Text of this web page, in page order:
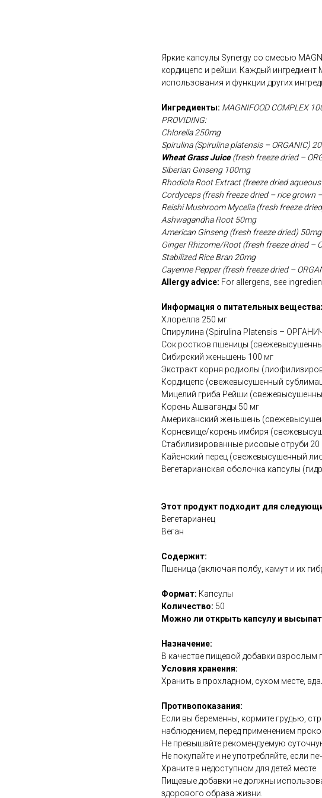
Яркие капсулы Synergy со смесью
кордицепс и рейши. Каждый ингредиент
использования и функции других
Ингредиенты: MAGNIFOOD COMPLEX
PROVIDING:
Chlorella 250mg
Spirulina (Spirulina platensis – ORGANIC)
Wheat Grass Juice(fresh freeze dried –
Siberian Ginseng 100mg
Rhodiola Root Extract (freeze dried
Cordyceps (fresh freeze dried – rice grown
Reishi Mushroom Mycelia (fresh freeze
Ashwagandha Root 50mg
American Ginseng (fresh freeze dried) 50mg
Ginger Rhizome/Root (fresh freeze dried –
Stabilized Rice Bran 20mg
Cayenne Pepper (fresh freeze dried –
Allergy advice: For allergens, see
Информация о питательных
Хлорелла 250 мг
Спирулина (Spirulina Platensis –
Сок ростков пшеницы
Сибирский женьшень 100 мг
Экстракт корня родиолы
Кордицепс (свежевысушенный
Мицелий гриба Рейши
Корень Ашваганды 50 мг
Американский женьшень
Корневище/корень имбиря
Стабилизированные рисовые отруби 20
Кайенский перец (свежевысушенный
Вегетарианская оболочка капсулы
Этот продукт подходит для
Вегетарианец
Веган
Содержит:
Пшеница (включая полбу, камут и их
Формат: Капсулы
Количество: 50
Можно ли открыть капсулу и
Назначение:
В качестве пищевой добавки взрослым
Условия хранения:
Хранить в прохладном, сухом месте,
Противопоказания:
Если вы беременны, кормите грудью,
наблюдением, перед применением
Не превышайте рекомендуемую
Не покупайте и не употребляйте, если
Храните в недоступном для детей месте
Пищевые добавки не должны
здорового образа жизни.